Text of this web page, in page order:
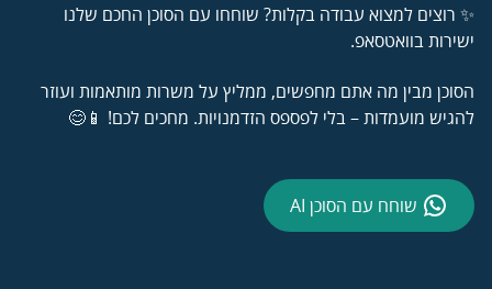
✨ רוצים למצוא עבודה בקלות? שוחחו עם הסוכן החכם שלנו
ישירות בוואטסאפ.
הסוכן מבין מה אתם מחפשים, ממליץ על משרות מותאמות ועוזר
להגיש מועמדות – בלי לפספס הזדמנויות. מחכים לכם! 📱😊
שוחח עם הסוכן AI